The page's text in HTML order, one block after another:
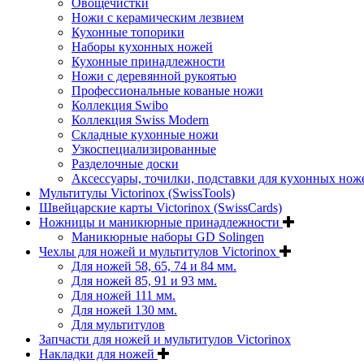
Овощечистки
Ножи с керамическим лезвием
Кухонные топорики
Наборы кухонных ножей
Кухонные принадлежности
Ножи с деревянной рукоятью
Профессиональные кованые ножи
Коллекция Swibo
Коллекция Swiss Modern
Складные кухонные ножи
Узкоспециализированные
Разделочные доски
Аксессуары, точилки, подставки для кухонных
Мультитулы Victorinox (SwissTools)
Швейцарские карты Victorinox (SwissCards)
Ножницы и маникюрные принадлежности
Маникюрные наборы GD Solingen
Чехлы для ножей и мультитулов Victorinox
Для ножей 58, 65, 74 и 84 мм.
Для ножей 85, 91 и 93 мм.
Для ножей 111 мм.
Для ножей 130 мм.
Для мультитулов
Запчасти для ножей и мультитулов Victorinox
Накладки для ножей